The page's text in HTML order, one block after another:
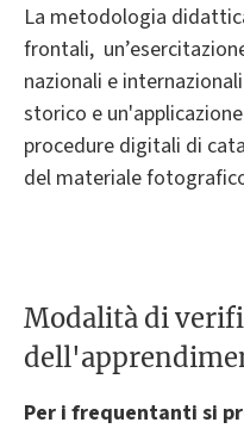
La metodologia
frontali,
nazionali e
storico e
procedure digitali di
del materiale
Modalità di
Per i frequentanti si